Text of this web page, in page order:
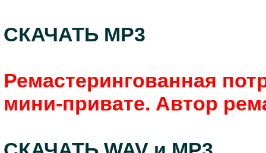
СКАЧАТЬ MP3
Ремастерингованная
мини-привате. Автор